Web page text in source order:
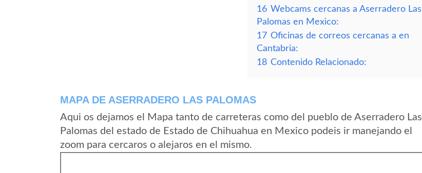
16 Webcams cercanas a Aserradero Las
Palomas en Mexico:
17 Oficinas de correos cercanas a en
Cantabria:
18 Contenido Relacionado:
MAPA DE ASERRADERO LAS PALOMAS
Aqui os dejamos el Mapa tanto de carreteras como del pueblo de Aserradero Las
Palomas del estado de Estado de Chihuahua en Mexico podeis ir manejando el
zoom para cercaros o alejaros en el mismo.